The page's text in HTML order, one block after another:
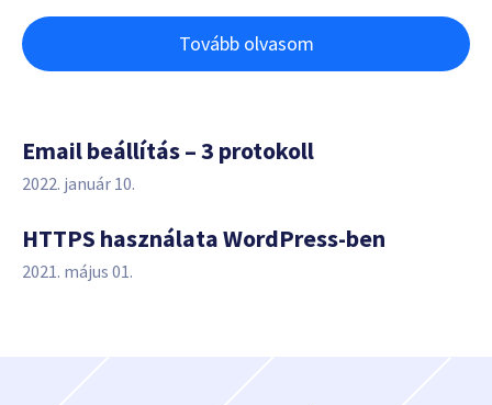
Tovább olvasom
Email beállítás – 3 protokoll
2022. január 10.
HTTPS használata WordPress-ben
2021. május 01.